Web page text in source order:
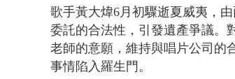
歌手黃大煒6月初驟逝夏威夷，
委託的合法性，引發遺產爭議。
老師的意願，維持與唱片公司的
事情陷入羅生門。